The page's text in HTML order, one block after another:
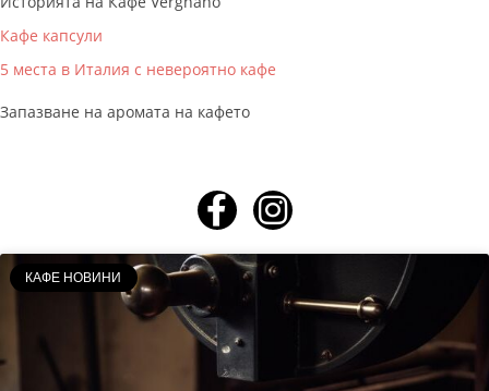
Кафе капсули
5 места в Италия с невероятно кафе
Запазване на аромата на кафето
КАФЕ НОВИНИ